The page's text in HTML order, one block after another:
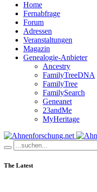
Home
Fernabfrage
Forum
Adressen
Veranstaltungen
Magazin
Genealogie-Anbieter
Ancestry
FamilyTreeDNA
FamilyTree
FamilySearch
Geneanet
23andMe
MyHeritage
The Latest